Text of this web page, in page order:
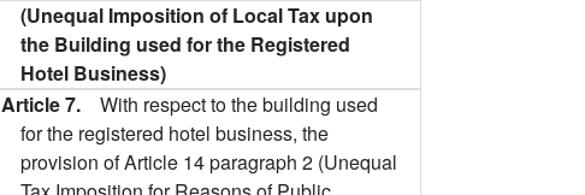
(Unequal Imposition of Local Tax upon
the Building used for the Registered
Hotel Business)
Article 7. With respect to the building used
for the registered hotel business, the
provision of Article 14 paragraph 2 (Unequal